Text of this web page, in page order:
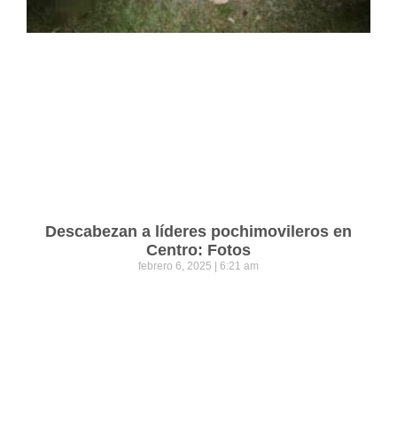
Descabezan a líderes pochimovileros en
Centro: Fotos
febrero 6, 2025 6:21 am